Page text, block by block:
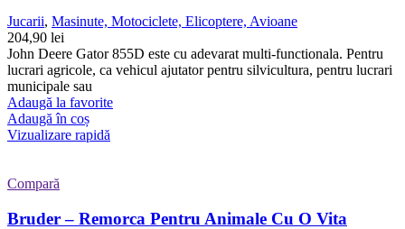
Jucarii, Masinute, Motociclete, Elicoptere, Avioane
204,90 lei
John Deere Gator 855D este cu adevarat multi-functionala. Pentru
lucrari agricole, ca vehicul ajutator pentru silvicultura, pentru lucrari
municipale sau
Adaugă la favorite
Adaugă în coș
Vizualizare rapidă
Compară
Bruder – Remorca Pentru Animale Cu O Vita